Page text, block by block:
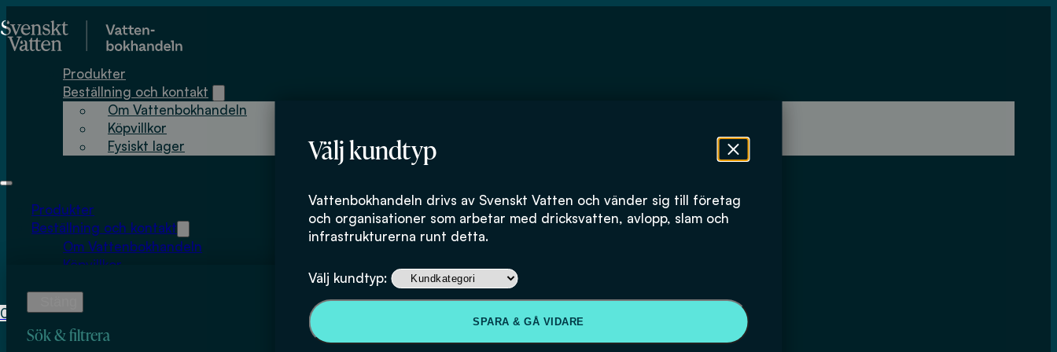
Välj kundtyp
Vattenbokhandeln drivs av Svenskt Vatten och vänder sig till företag
och organisationer som arbetar med dricksvatten, avlopp, slam och
infrastrukturerna runt detta.
Välj kundtyp:
SPARA & GÅ VIDARE
Produkter
Beställning och kontakt
Om Vattenbokhandeln
Köpvillkor
Fysiskt lager
Produkter
Beställning och kontakt
Om Vattenbokhandeln
Köpvillkor
0
kr
Inga produkter i varukorgen.
Forskningsrapporter
Sök & filtrera